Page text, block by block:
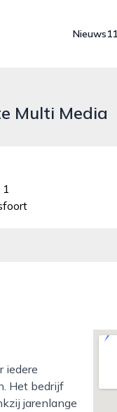
Nieuws
Multi Media
Het bedrijf
jarenlange